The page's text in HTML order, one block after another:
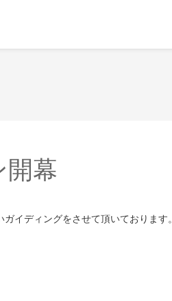
開幕
イディングをさせて頂いております。